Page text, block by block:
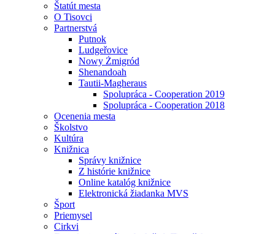
Štatút mesta
O Tisovci
Partnerstvá
Putnok
Ludgeřovice
Nowy Żmigród
Shenandoah
Tautii-Magheraus
Spolupráca - Cooperation 2019
Spolupráca - Cooperation 2018
Ocenenia mesta
Školstvo
Kultúra
Knižnica
Správy knižnice
Z histórie knižnice
Online katalóg knižnice
Elektronická žiadanka MVS
Šport
Priemysel
Cirkvi